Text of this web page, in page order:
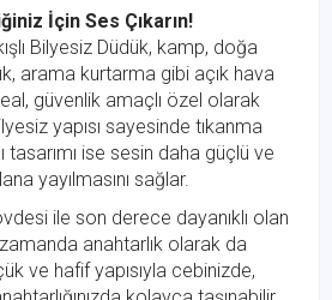
İçin Ses Çıkarın!
Bilyesiz Düdük, kamp, doğa
arama kurtarma gibi açık hava
güvenlik amaçlı özel olarak
yapısı sayesinde tıkanma
tasarımı ise sesin daha güçlü ve
yayılmasını sağlar.
ile son derece dayanıklı olan
anahtarlık olarak da
ve hafif yapısıyla cebinizde,